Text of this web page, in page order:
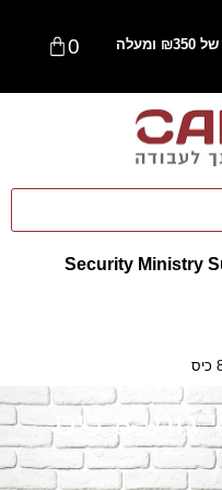
0
Security Ministry
8 כיס